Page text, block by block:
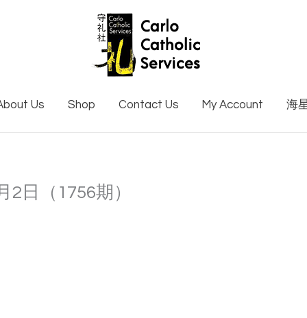
Us Shop Contact Us My Account 海
2日（1756期）